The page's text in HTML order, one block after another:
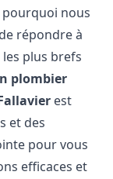
nous
répondre à
plus brefs
plombier
est
et des
pour vous
efficaces et